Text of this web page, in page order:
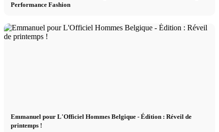
Performance Fashion
Emmanuel pour L'Officiel Hommes Belgique - Édition : Réveil de
printemps !